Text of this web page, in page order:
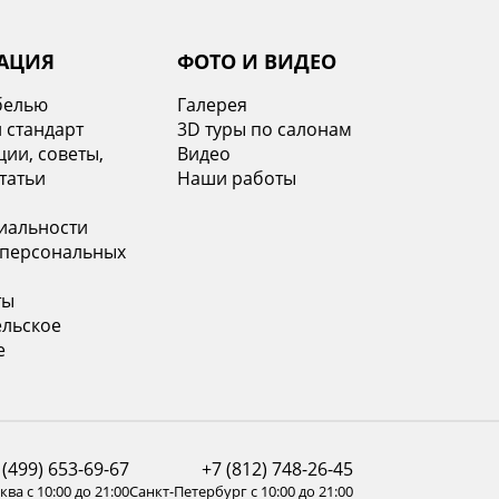
советы,
ФОТО И ВИДЕО
Галерея
3D туры по салонам
Видео
Наши работы
653-69-67
с 10:00 до 21:00
+7 (812) 748-26-45
Санкт-Петербург с 10:00 до 21:00